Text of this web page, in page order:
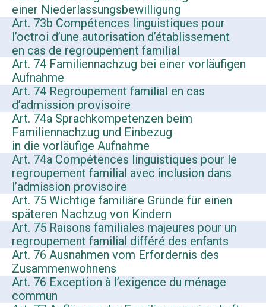
einer Niederlassungsbewilligung
Art. 73b Compétences linguistiques pour
l’octroi d’une autorisation d’établissement
en cas de regroupement familial
Art. 74 Familiennachzug bei einer vorläufigen
Aufnahme
Art. 74 Regroupement familial en cas
d’admission provisoire
Art. 74a Sprachkompetenzen beim
Familiennachzug und Einbezug
in die vorläufige Aufnahme
Art. 74a Compétences linguistiques pour le
regroupement familial avec inclusion dans
l’admission provisoire
Art. 75 Wichtige familiäre Gründe für einen
späteren Nachzug von Kindern
Art. 75 Raisons familiales majeures pour un
regroupement familial différé des enfants
Art. 76 Ausnahmen vom Erfordernis des
Zusammenwohnens
Art. 76 Exception à l’exigence du ménage
commun